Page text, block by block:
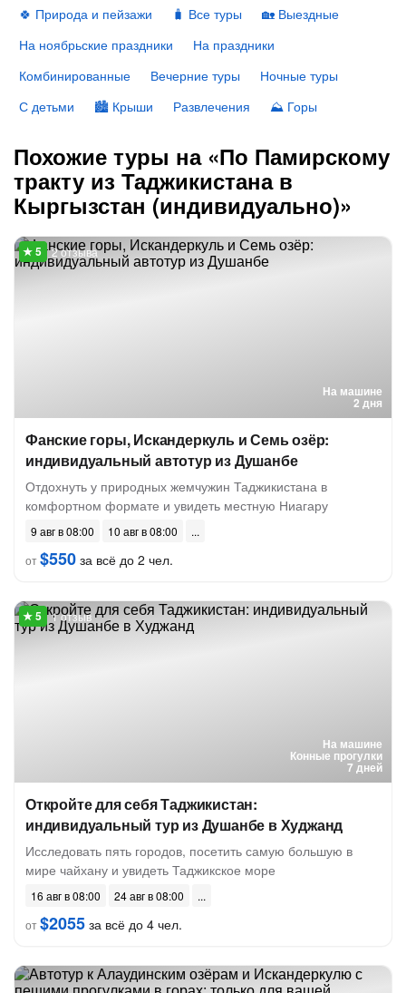
🍀 Природа и пейзажи 🧳 Все туры
🏡 Выездные
На ноябрьские праздники
На праздники
Комбинированные
Вечерние туры
Ночные туры
С детьми
🏙 Крыши Развлечения ⛰ Горы
Похожие туры на «По Памирскому
тракту из Таджикистана в
Кыргызстан (индивидуально)»
На машине
2 дня
2 отзыва
Фанские горы, Искандеркуль и Семь озёр:
индивидуальный автотур из Душанбе
Отдохнуть у природных жемчужин Таджикистана в
комфортном формате и увидеть местную Ниагару
9 авг в 08:00
10 авг в 08:00
от$550 за всё до 2 чел.
На машине
Конные прогулки
7 дней
1 отзыв
Откройте для себя Таджикистан:
индивидуальный тур из Душанбе в Худжанд
Исследовать пять городов, посетить самую большую в
мире чайхану и увидеть Таджикское море
16 авг в 08:00
24 авг в 08:00
от$2055 за всё до 4 чел.